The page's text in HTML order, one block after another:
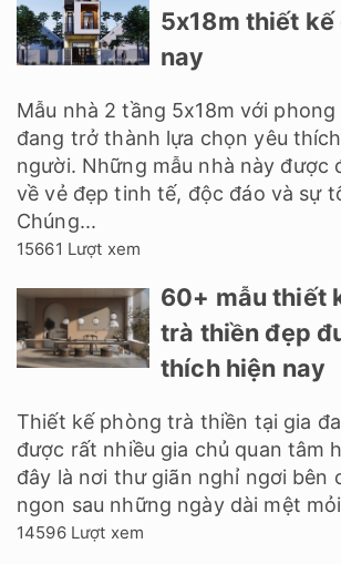
5x18m thiết kế
nay
Mẫu nhà 2 tầng 5x18m với
đang trở thành lựa chọn yêu
người. Những mẫu nhà này được
về vẻ đẹp tinh tế, độc đáo và sự
Chúng...
15661 Lượt xem
60+ mẫu thiết
trà thiền đẹp
thích hiện nay
Thiết kế phòng trà thiền tại gia
được rất nhiều gia chủ quan tâm
đây là nơi thư giãn nghỉ ngơi bên
ngon sau những ngày dài mệt
14596 Lượt xem